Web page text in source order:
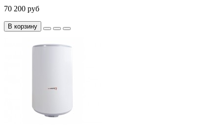
70 200 руб
В корзину